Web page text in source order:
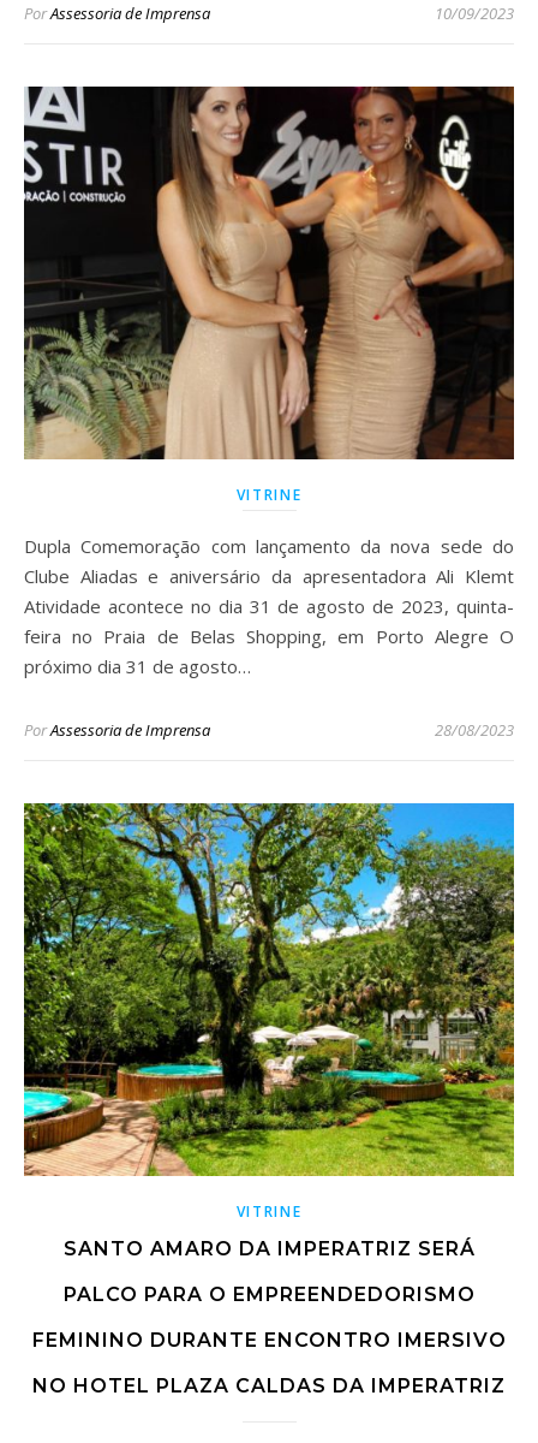
PorAssessoria de Imprensa 10/09/2023
VITRINE
Dupla Comemoração com lançamento da nova sede do
Clube Aliadas e aniversário da apresentadora Ali Klemt
Atividade acontece no dia 31 de agosto de 2023, quinta-
feira no Praia de Belas Shopping, em Porto Alegre O
próximo dia 31 de agosto…
PorAssessoria de Imprensa 28/08/2023
VITRINE
SANTO AMARO DA IMPERATRIZ SERÁ
PALCO PARA O EMPREENDEDORISMO
FEMININO DURANTE ENCONTRO IMERSIVO
NO HOTEL PLAZA CALDAS DA IMPERATRIZ